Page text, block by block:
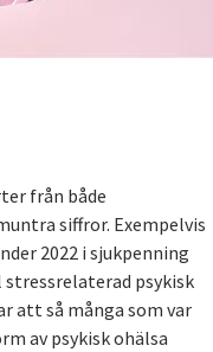
från både
siffror. Exempelvis
2022 i sjukpenning
psykisk
att så många som var
av psykisk ohälsa